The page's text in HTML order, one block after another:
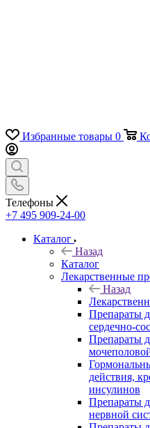
Избранные товары 0
Телефоны
+7 495 909-24-00
Каталог
Назад
Каталог
Лекарственные
Назад
Препараты
сердечно-
Препараты
действия,
инсулинов
Препараты
нервной